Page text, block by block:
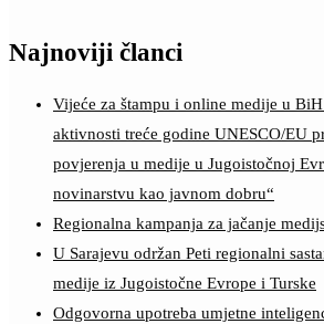
Najnoviji članci
Vijeće za štampu i online medije u
aktivnosti treće godine UNESCO/EU
povjerenja u medije u Jugoistočnoj
novinarstvu kao javnom dobru“
Regionalna kampanja za jačanje
U Sarajevu održan Peti regionalni
medije iz Jugoistočne Evrope i Turske
Odgovorna upotreba umjetne